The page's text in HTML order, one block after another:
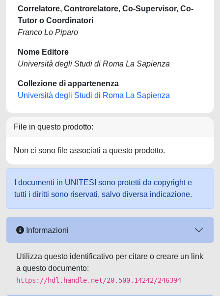
Correlatore, Controrelatore, Co-Supervisor, Co-
Tutor o Coordinatori
Franco Lo Piparo
Nome Editore
Università degli Studi di Roma La Sapienza
Collezione di appartenenza
Università degli Studi di Roma La Sapienza
File in questo prodotto:
Non ci sono file associati a questo prodotto.
I documenti in UNITESI sono protetti da copyright e
tutti i diritti sono riservati, salvo diversa indicazione.
Informazioni
Utilizza questo identificativo per citare o creare un link
a questo documento:
https://hdl.handle.net/20.500.14242/246394